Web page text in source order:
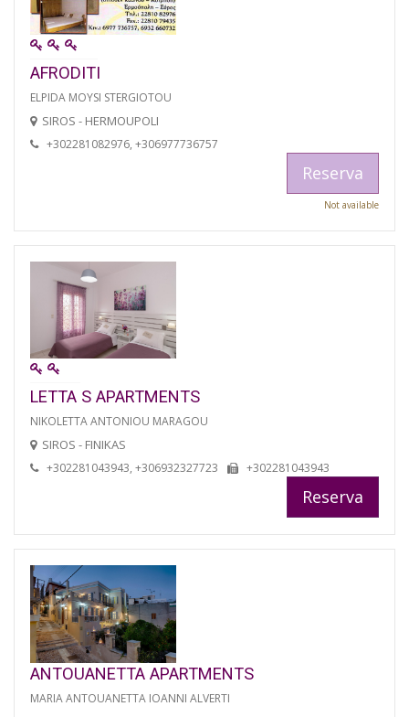
AFRODITI
ELPIDA MOYSI STERGIOTOU
SIROS - HERMOUPOLI
+302281082976, +306977736757
Reserva
Not available
LETTA S APARTMENTS
NIKOLETTA ANTONIOU MARAGOU
SIROS - FINIKAS
+302281043943, +306932327723 +302281043943
Reserva
ANTOUANETTA APARTMENTS
MARIA ANTOUANETTA IOANNI ALVERTI